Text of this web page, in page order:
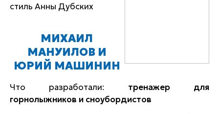
стиль Анны Дубских
МИХАИЛ
МАНУИЛОВ И
ЮРИЙ МАШИНИН
Что разработали: тренажер для
горнолыжников и сноубордистов